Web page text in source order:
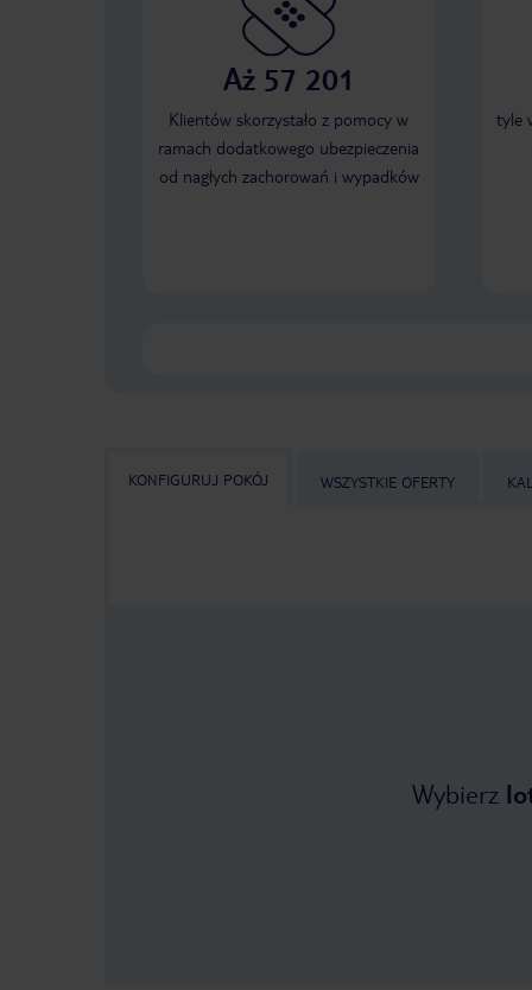
Aż 57 201
Klientów skorzystało z pomocy w
ramach dodatkowego ubezpieczenia
od nagłych zachorowań i wypadków
tyle
KONFIGURUJ POKÓJ WSZYSTKIE OFERTY
Wybierz